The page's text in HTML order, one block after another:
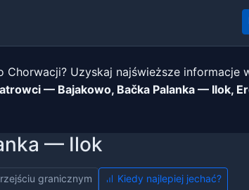
Uzyskaj najświeższe informacje
— Bajakowo, Bačka Palanka — Ilok,
— Ilok
granicznym Kiedy najlepiej jechać?